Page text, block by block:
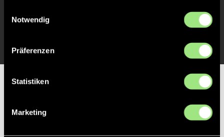
Notwendig
Präferenzen
Statistiken
Marketing
Partner